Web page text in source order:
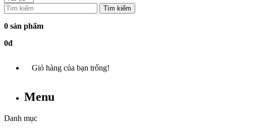
Tìm kiếm
0 sản phẩm
0đ
Giỏ hàng của bạn trống!
Menu
Danh mục